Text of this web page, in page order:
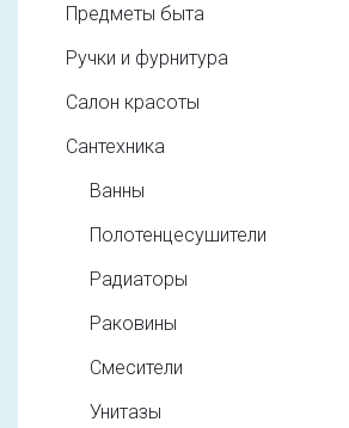
Предметы быта
Ручки и фурнитура
Салон красоты
Сантехника
Ванны
Полотенцесушители
Радиаторы
Раковины
Смесители
Унитазы